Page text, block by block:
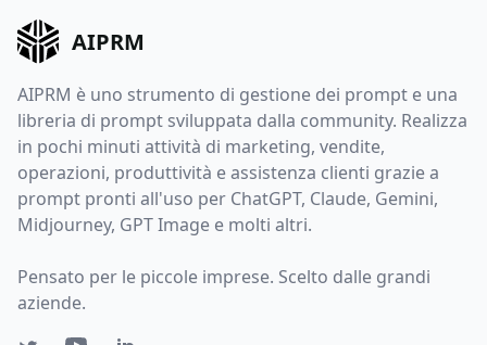
AIPRM
AIPRM è uno strumento di gestione dei prompt e una
libreria di prompt sviluppata dalla community. Realizza
in pochi minuti attività di marketing, vendite,
operazioni, produttività e assistenza clienti grazie a
prompt pronti all'uso per ChatGPT, Claude, Gemini,
Midjourney, GPT Image e molti altri.
Pensato per le piccole imprese. Scelto dalle grandi
aziende.